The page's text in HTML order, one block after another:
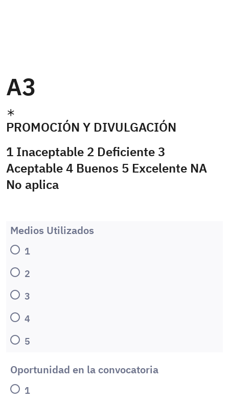
A3
PROMOCIÓN Y DIVULGACIÓN
1 Inaceptable 2 Deficiente 3
Aceptable 4 Buenos 5 Excelente NA
No aplica
Medios Utilizados
1
2
3
4
5
Oportunidad en la convocatoria
1